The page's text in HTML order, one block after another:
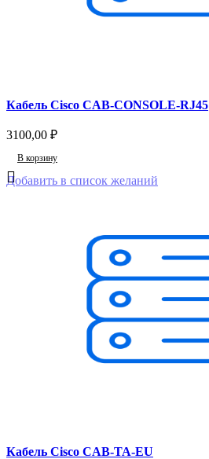
Кабель Cisco CAB-CONSOLE-RJ45
3100,00 ₽
В корзину
Добавить в список желаний
Кабель Cisco CAB-TA-EU